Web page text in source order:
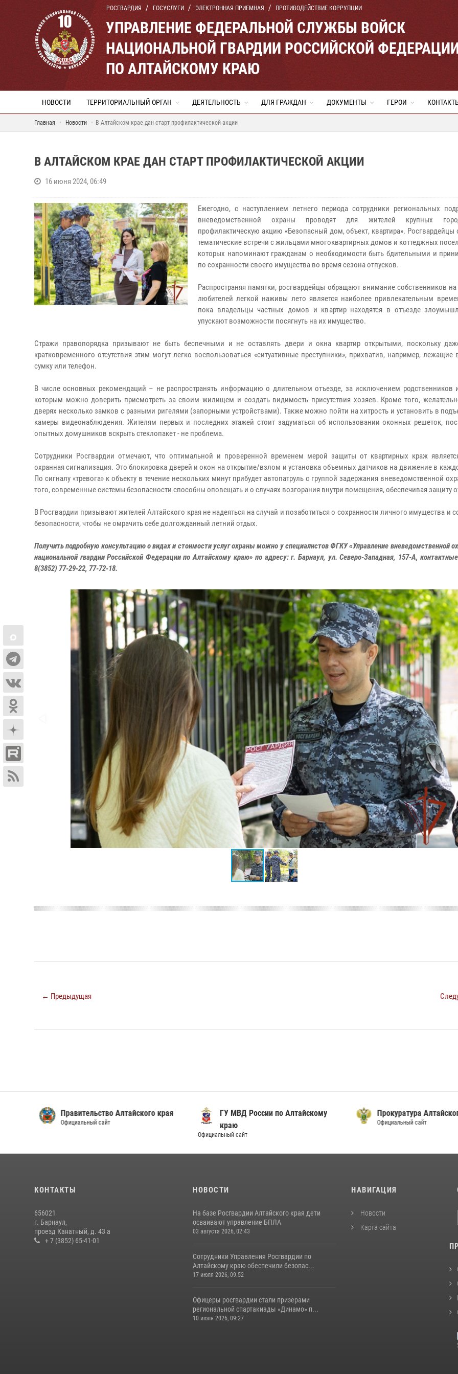
РОСГВАРДИЯ ГОСУСЛУГИ ЭЛЕКТРОННАЯ ПРИЕМНАЯ ПРОТИВОДЕЙСТВИЕ КОРРУПЦИИ
УПРАВЛЕНИЕ ФЕДЕРАЛЬНОЙ СЛУЖБЫ ВОЙСК
НАЦИОНАЛЬНОЙ ГВАРДИИ РОССИЙСКОЙ
ПО АЛТАЙСКОМУ КРАЮ
НОВОСТИ ТЕРРИТОРИАЛЬНЫЙ ОРГАН ДЕЯТЕЛЬНОСТЬ ДЛЯ ГРАЖДАН ДОКУМЕНТЫ ГЕРОИ
Главная Новости В Алтайском крае дан старт профилактической акции
В АЛТАЙСКОМ КРАЕ ДАН СТАРТ ПРОФИЛАКТИЧЕСКОЙ АКЦИИ
16 июня 2024, 06:49
Ежегодно, с наступлением летнего периода сотрудники региональных
вневедомственной охраны проводят для жителей крупных
профилактическую акцию «Безопасный дом, объект, квартира». Росгвардейцы
тематические встречи с жильцами многоквартирных домов и коттеджных
которых напоминают гражданам о необходимости быть бдительными и
по сохранности своего имущества во время сезона отпусков.
Распространяя памятки, росгвардейцы обращают внимание собственников на
любителей легкой наживы лето является наиболее привлекательным
пока владельцы частных домов и квартир находятся в отъезде
упускают возможности посягнуть на их имущество.
Стражи правопорядка призывают не быть беспечными и не оставлять двери и окна квартир открытыми, поскольку
кратковременного отсутствия этим могут легко воспользоваться «ситуативные преступники», прихватив, например, лежащие
сумку или телефон.
В числе основных рекомендаций – не распространять информацию о длительном отъезде, за исключением родственников
которым можно доверить присмотреть за своим жилищем и создать видимость присутствия хозяев. Кроме того,
дверях несколько замков с разными ригелями (запорными устройствами). Также можно пойти на хитрость и установить в
камеры видеонаблюдения. Жителям первых и последних этажей стоит задуматься об использовании оконных решеток,
опытных домушников вскрыть стеклопакет - не проблема.
Сотрудники Росгвардии отмечают, что оптимальной и проверенной временем мерой защиты от квартирных краж
охранная сигнализация. Это блокировка дверей и окон на открытие/взлом и установка объемных датчиков на движение в
По сигналу «тревога» к объекту в течение нескольких минут прибудет автопатруль с группой задержания вневедомственной
того, современные системы безопасности способны оповещать и о случаях возгорания внутри помещения, обеспечивая защиту
В Росгвардии призывают жителей Алтайского края не надеяться на случай и позаботиться о сохранности личного имущества и
безопасности, чтобы не омрачить себе долгожданный летний отдых.
Получить подробную консультацию о видах и стоимости услуг охраны можно у специалистов ФГКУ «Управление вневедомственной
национальной гвардии Российской Федерации по Алтайскому краю» по адресу: г. Барнаул, ул. Северо-Западная, 157-А,
8(3852) 77-29-22, 77-72-18.
← Предыдущая
Правительство Алтайского края
Официальный сайт
ГУ МВД России по Алтайскому
краю
Официальный сайт
Прокуратура
Официальный сайт
КОНТАКТЫ
656021
г. Барнаул,
проезд Канатный, д. 43 а
+ 7 (3852) 65-41-01
НОВОСТИ
На базе Росгвардии Алтайского края дети
осваивают управление БПЛА
03 августа 2026, 02:43
Сотрудники Управления Росгвардии по
Алтайскому краю обеспечили безопас...
17 июля 2026, 09:52
Офицеры росгвардии стали призерами
региональной спартакиады «Динамо» п...
10 июля 2026, 09:27
НАВИГАЦИЯ
Новости
Карта сайта